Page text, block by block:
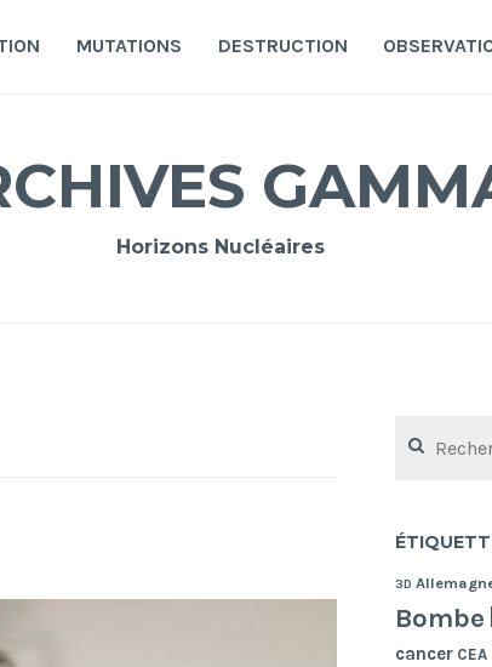
MUTATIONS DESTRUCTION
Horizons Nucléaires
3D
Bombe
cancer CEA